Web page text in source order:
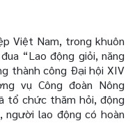
Việt Nam, trong khuôn
“Lao động giỏi, năng
thành công Đại hội XIV
vụ Công đoàn Nông
tổ chức thăm hỏi, động
người lao động có hoàn